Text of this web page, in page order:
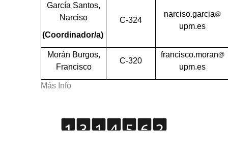
García Santos,
Narciso
(Coordinador/a)
C-324
narciso.garcia
upm.es
Morán Burgos,
Francisco
C-320
francisco.moran
upm.es
Más Info